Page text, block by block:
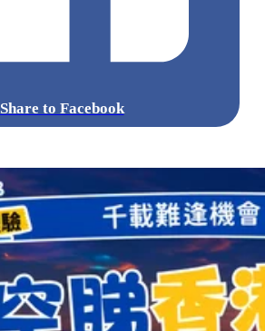
Share to Facebook